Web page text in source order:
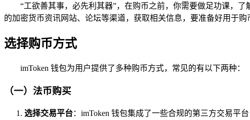
“工欲善其事，必先利其器”，在购币之前，你需要做足功课，
的加密货币资讯网站、论坛等渠道，获取相关信息，要准备好用于
选择购币方式
imToken 钱包为用户提供了多种购币方式，常见的有以下两种：
（一）法币购买
选择交易平台：imToken 钱包集成了一些合规的第三方交易平